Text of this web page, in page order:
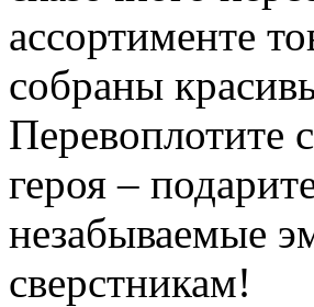
ассортименте
собраны
Перевоплотите
героя –
незабываемые
сверстникам!